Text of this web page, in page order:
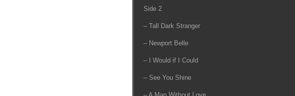
Side 2
– Tall Dark Stranger
– Newport Belle
– I Would if I Could
– See You Shine